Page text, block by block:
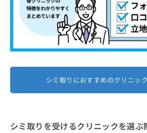
シミ取りにおすすめのクリニッ
シミ取りを受けるクリニックを選